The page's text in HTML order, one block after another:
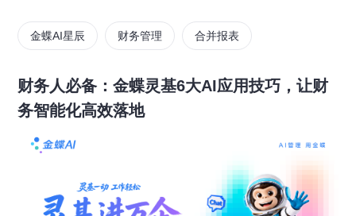
金蝶AI星辰 财务管理 合并报表
财务人必备：金蝶灵基6大AI应用技巧，让财
务智能化高效落地